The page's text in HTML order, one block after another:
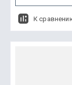
К